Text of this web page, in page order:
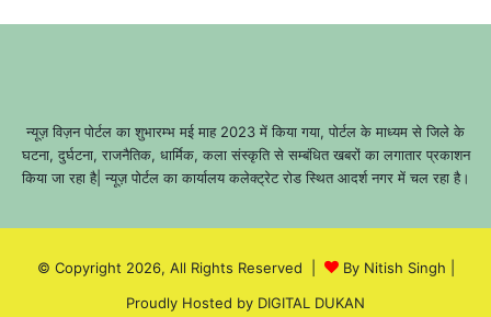
न्यूज़ विज़न पोर्टल का शुभारम्भ मई माह 2023 में किया गया, पोर्टल के माध्यम से जिले के
घटना, दुर्घटना, राजनैतिक, धार्मिक, कला संस्कृति से सम्बंधित खबरों का लगातार प्रकाशन
किया जा रहा है| न्यूज़ पोर्टल का कार्यालय कलेक्ट्रेट रोड स्थित आदर्श नगर में चल रहा है।
© Copyright 2026, All Rights Reserved | By Nitish Singh
Proudly Hosted by DIGITAL DUKAN